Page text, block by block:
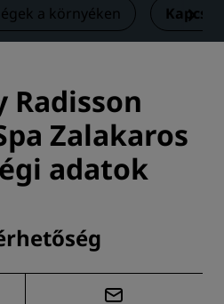
a környéken
Radisson
Zalakaros
adatok